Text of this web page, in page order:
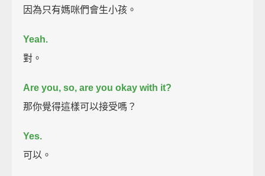
因為只有媽咪們會生小孩。
Yeah.
對。
Are you, so, are you okay with it?
那你覺得這樣可以接受嗎？
Yes.
可以。